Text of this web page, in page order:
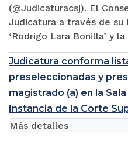
(@Judicaturacsj). El
Judicatura a través de su
‘Rodrigo Lara Bonilla’ y
Judicatura conforma
preseleccionadas y
magistrado (a) en la
Instancia de la Corte
Más detalles